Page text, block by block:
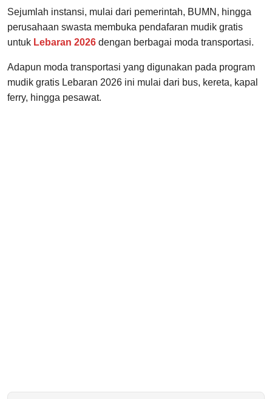
Sejumlah instansi, mulai dari pemerintah, BUMN, hingga
perusahaan swasta membuka pendafaran mudik gratis
untuk Lebaran 2026 dengan berbagai moda transportasi.
Adapun moda transportasi yang digunakan pada program
mudik gratis Lebaran 2026 ini mulai dari bus, kereta, kapal
ferry, hingga pesawat.